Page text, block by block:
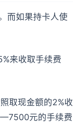
而如果持卡人使
来收取手续费
取现金额的2%收
元的手续费